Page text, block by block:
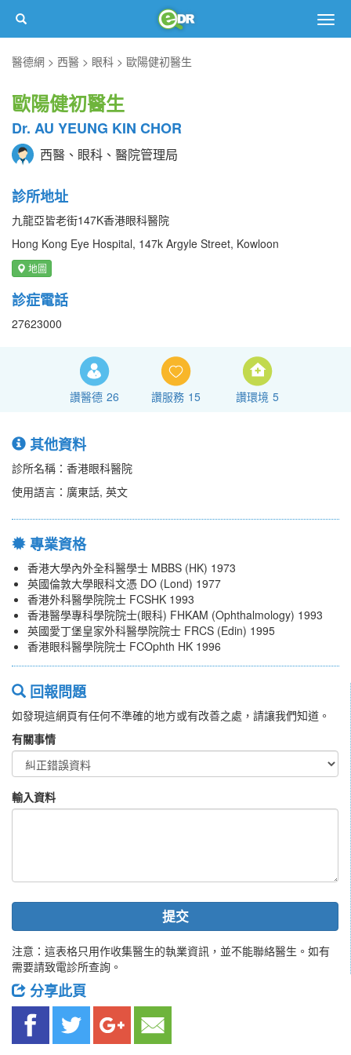
醫德網
西醫 眼科 歐陽健初醫生
歐陽健初醫生
Dr. AU YEUNG KIN CHOR
西醫、眼科、醫院管理局
診所地址
九龍亞皆老街147K香港眼科醫院
Hong Kong Eye Hospital, 147k Argyle Street, Kowloon
地圖
診症電話
27623000
讚醫德 26 讚服務 15 讚環境 5
其他資料
診所名稱：香港眼科醫院
使用語言：廣東話, 英文
專業資格
香港大學內外全科醫學士 MBBS (HK) 1973
英國倫敦大學眼科文憑 DO (Lond) 1977
香港外科醫學院院士 FCSHK 1993
香港醫學專科學院院士(眼科) FHKAM (Ophthalmology) 1993
英國愛丁堡皇家外科醫學院院士 FRCS (Edin) 1995
香港眼科醫學院院士 FCOphth HK 1996
回報問題
如發現這網頁有任何不準確的地方或有改善之處，請讓我們知道。
有關事情
輸入資料
提交
注意：這表格只用作收集醫生的執業資訊，並不能聯絡醫生。如有
需要請致電診所查詢。
分享此頁